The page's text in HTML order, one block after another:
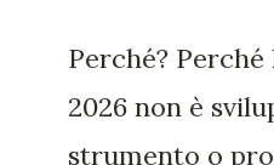
Perché?
2026 non è
strumento o